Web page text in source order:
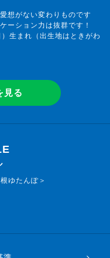
想がない変わりものです
ーション力は抜群です！
生まれ（出生地はときがわ
見る
ゆたんぽ＞